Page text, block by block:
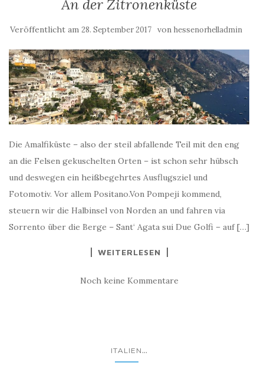
An der Zitronenküste
Veröffentlicht am 28. September 2017 von hessenorhelladmin
Die Amalfiküste – also der steil abfallende Teil mit den eng
an die Felsen gekuschelten Orten – ist schon sehr hübsch
und deswegen ein heißbegehrtes Ausflugsziel und
Fotomotiv. Vor allem Positano.Von Pompeji kommend,
steuern wir die Halbinsel von Norden an und fahren via
Sorrento über die Berge – Sant‘ Agata sui Due Golfi – auf […]
WEITERLESEN
Noch keine Kommentare
ITALIEN ...